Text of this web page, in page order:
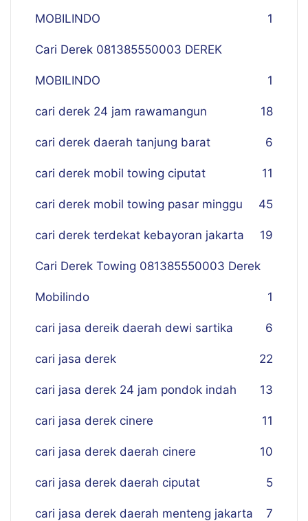
MOBILINDO 1
Cari Derek 081385550003 DEREK
MOBILINDO 1
cari derek 24 jam rawamangun 18
cari derek daerah tanjung barat 6
cari derek mobil towing ciputat 11
cari derek mobil towing pasar minggu 45
cari derek terdekat kebayoran jakarta 19
Cari Derek Towing 081385550003 Derek
Mobilindo 1
cari jasa dereik daerah dewi sartika 6
cari jasa derek 22
cari jasa derek 24 jam pondok indah 13
cari jasa derek cinere 11
cari jasa derek daerah cinere 10
cari jasa derek daerah ciputat 5
cari jasa derek daerah menteng jakarta 7